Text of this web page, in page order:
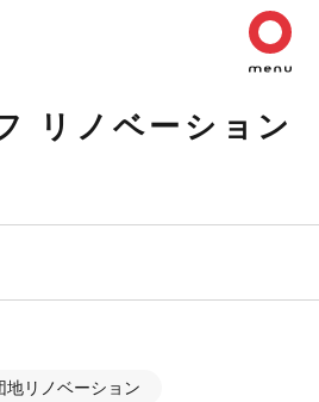
リノベーション
地リノベーション